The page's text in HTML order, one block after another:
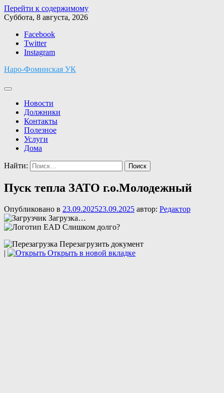
Перейти к содержимому
Суббота, 8 августа, 2026
Facebook
Twitter
Instagram
Наро-Фоминская УК
Новости
Должники
Контакты
Полезное
Услуги
Дома
Найти:
Пуск тепла ЗАТО г.о.Молодежный
Опубликовано в 23.09.202523.09.2025 автор: Редактор
Загрузка…
Слишком долго?
Перезагрузить документ
|
Открыть в новой вкладке